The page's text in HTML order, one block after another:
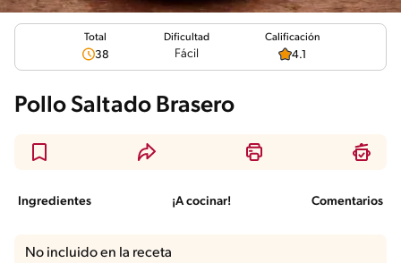
Total
38
Dificultad
Fácil
Calificación
4.1
Pollo Saltado Brasero
Ingredientes ¡A cocinar! Comentarios
No incluido en la receta